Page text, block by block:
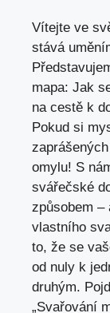
Vítejte ve
stává
mapa: Jak⁤
⁢na cestě k
⁤Pokud si
omylu! S
svářečské
způsobem –
vlastního‍
to, že se
od nuly k
druhým.
„Svařování